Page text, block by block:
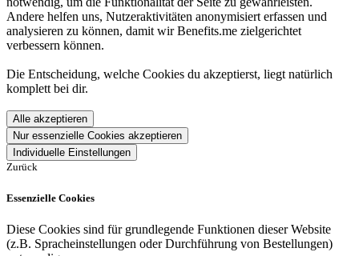
Andere helfen uns, Nutzeraktivitäten anonymisiert erfassen und
analysieren zu können, damit wir Benefits.me zielgerichtet
verbessern können.
Die Entscheidung, welche Cookies du akzeptierst, liegt natürlich
komplett bei dir.
Alle akzeptieren
Nur essenzielle Cookies akzeptieren
Individuelle Einstellungen
Zurück
Essenzielle Cookies
Diese Cookies sind für grundlegende Funktionen dieser Website
(z.B. Spracheinstellungen oder Durchführung von Bestellungen)